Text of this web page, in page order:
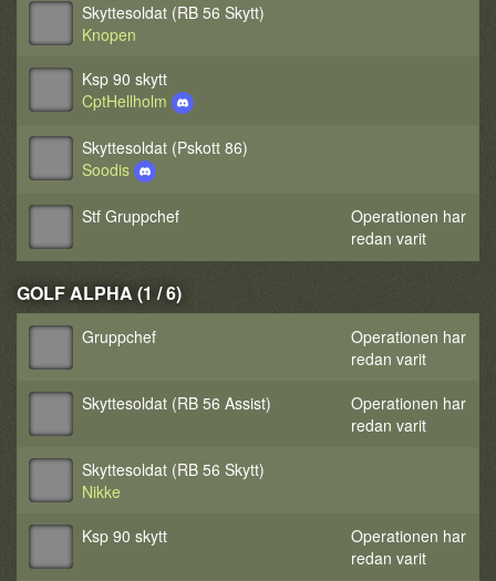
Skyttesoldat (RB 56 Skytt)
Knopen
Ksp 90 skytt
CptHellholm
Skyttesoldat (Pskott 86)
Soodis
Stf Gruppchef
Operationen har
redan varit
GOLF ALPHA (1 / 6)
Gruppchef
Operationen har
redan varit
Skyttesoldat (RB 56 Assist)
Operationen har
redan varit
Skyttesoldat (RB 56 Skytt)
Nikke
Ksp 90 skytt
Operationen har
redan varit